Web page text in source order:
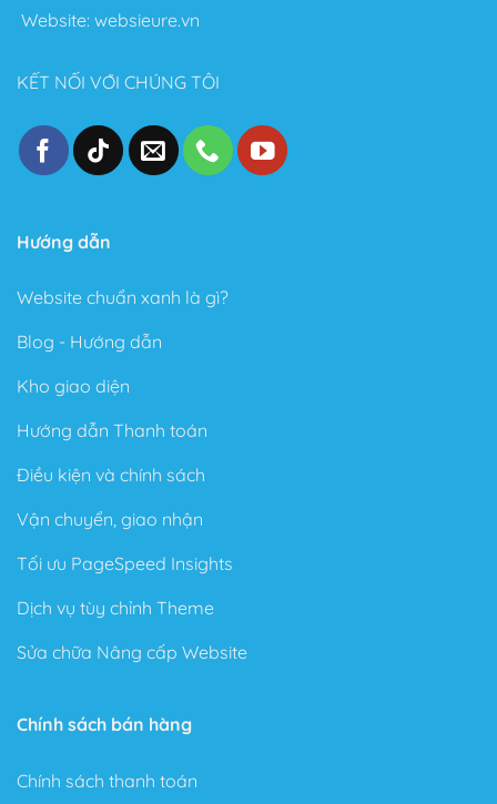
Website: websieure.vn
KẾT NỐI VỚI CHÚNG TÔI
Hướng dẫn
Website chuẩn xanh là gì?
Blog - Hướng dẫn
Kho giao diện
Hướng dẫn Thanh toán
Điều kiện và chính sách
Vận chuyển, giao nhận
Tối ưu PageSpeed Insights
Dịch vụ tùy chỉnh Theme
Sửa chữa Nâng cấp Website
Chính sách bán hàng
Chính sách thanh toán